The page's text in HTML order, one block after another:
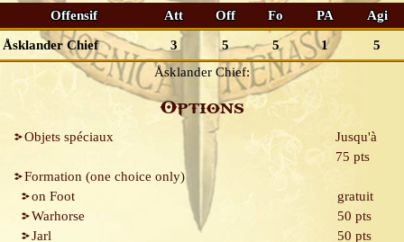
Offensif Att Off Fo PA Agi
Åsklander Chief 3 5 5 1
5
Åsklander Chief:
Options
Objets spéciaux
Jusqu'à
75 pts
Formation (one choice only)
on Foot
gratuit
Warhorse
50 pts
Jarl
50 pts